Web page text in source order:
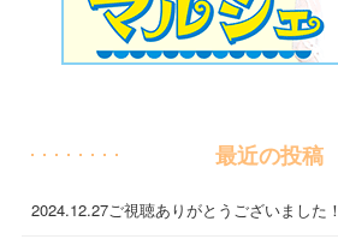
最近の投稿
2024.12.27ご視聴ありがとうございました！